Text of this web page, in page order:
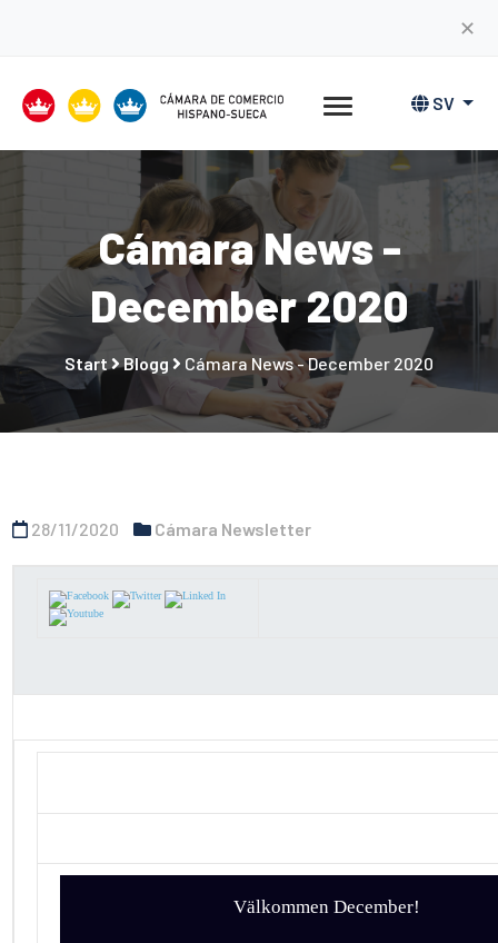
✕
SV
Cámara News -
December 2020
Start Blogg Cámara News - December 2020
28/11/2020 Cámara Newsletter
Välkommen December!